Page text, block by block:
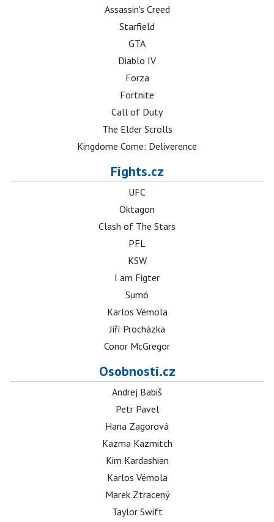
Assassin's Creed
Starfield
GTA
Diablo IV
Forza
Fortnite
Call of Duty
The Elder Scrolls
Kingdome Come: Deliverence
Fights.cz
UFC
Oktagon
Clash of The Stars
PFL
KSW
I am Figter
Sumó
Karlos Vémola
Jiří Procházka
Conor McGregor
Osobnosti.cz
Andrej Babiš
Petr Pavel
Hana Zagorová
Kazma Kazmitch
Kim Kardashian
Karlos Vémola
Marek Ztracený
Taylor Swift